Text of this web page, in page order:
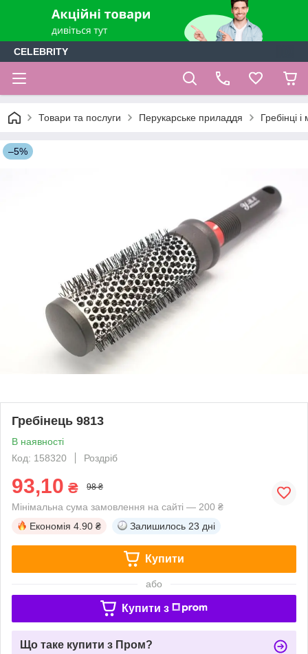
CELEBRITY
Товари та послуги Перукарське приладдя Гребінці
–5%
Гребінець 9813
В наявності
Код: 158320
Роздріб
93,10 ₴ 98 ₴
Мінімальна сума замовлення на сайті — 200 ₴
Економія 4.90 ₴ Залишилось 23 дні
Купити
або
Купити з
Що таке купити з Пром?